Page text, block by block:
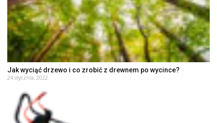
Jak wyciąć drzewo i co zrobić z drewnem po wycince?
24 stycznia, 2022